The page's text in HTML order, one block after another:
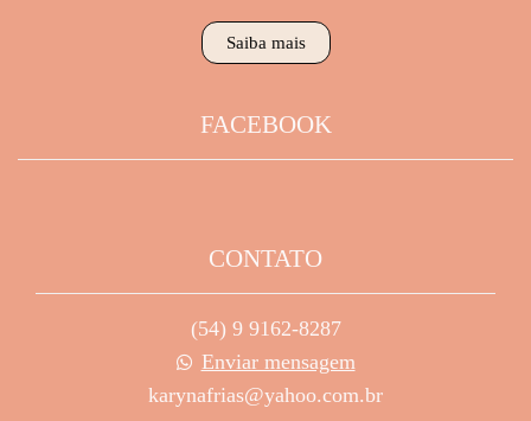
Saiba mais
FACEBOOK
CONTATO
(54) 9 9162-8287
Enviar mensagem
karynafrias@yahoo.com.br